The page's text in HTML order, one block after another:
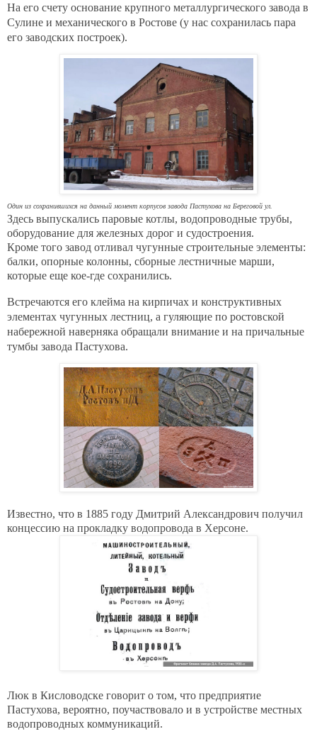
На его счету основание крупного металлургического завода в
Сулине и механического в Ростове (у нас сохранилась пара
его заводских построек).
Один из сохранившихся на данный момент корпусов завода Пастухова на Береговой ул.
Здесь выпускались паровые котлы, водопроводные трубы,
оборудование для железных дорог и судостроения.
Кроме того завод отливал чугунные строительные элементы:
балки, опорные колонны, сборные лестничные марши,
которые еще кое-где сохранились.
Встречаются его клейма на кирпичах и конструктивных
элементах чугунных лестниц, а гуляющие по ростовской
набережной наверняка обращали внимание и на причальные
тумбы завода Пастухова.
Известно, что в 1885 году Дмитрий Александрович получил
концессию на прокладку водопровода в Херсоне.
Люк в Кисловодске говорит о том, что предприятие
Пастухова, вероятно, поучаствовало и в устройстве местных
водопроводных коммуникаций.